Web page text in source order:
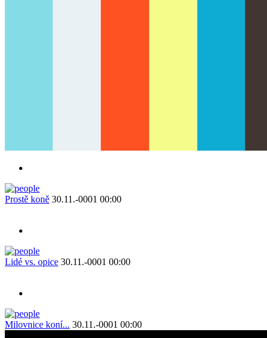
Prostě koně 30.11.-0001 00:00
Lidé vs. opice 30.11.-0001 00:00
Milovnice koní... 30.11.-0001 00:00